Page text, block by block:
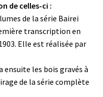
de celles-ci :
de la série Bairei
transcription en
Elle est réalisée par
ensuite les bois gravés à
de la série complète